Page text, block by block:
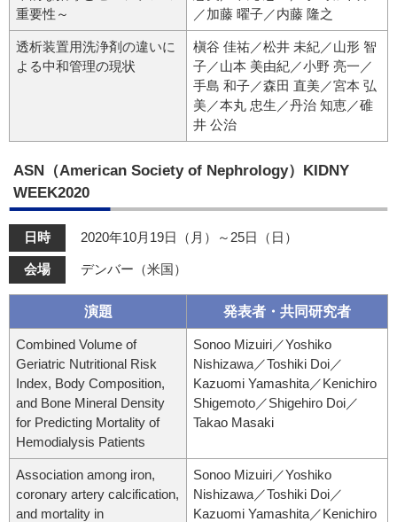
重要性～
／加藤 曜子／内藤 隆之
透析装置用洗浄剤の違いに
よる中和管理の現状
槇谷 佳祐／松井 未紀／山形 智
子／山本 美由紀／小野 亮一／
手島 和子／森田 直美／宮本 弘
美／本丸 忠生／丹治 知恵／碓
井 公治
ASN（American Society of Nephrology）KIDNY
WEEK2020
日時 2020年10月19日（月）～25日（日）
会場 デンバー（米国）
演題 発表者・共同研究者
Combined Volume of
Geriatric Nutritional Risk
Index, Body Composition,
and Bone Mineral Density
for Predicting Mortality of
Hemodialysis Patients
Sonoo Mizuiri／Yoshiko
Nishizawa／Toshiki Doi／
Kazuomi Yamashita／Kenichiro
Shigemoto／Shigehiro Doi／
Takao Masaki
Association among iron,
coronary artery calcification,
and mortality in
Sonoo Mizuiri／Yoshiko
Nishizawa／Toshiki Doi／
Kazuomi Yamashita／Kenichiro